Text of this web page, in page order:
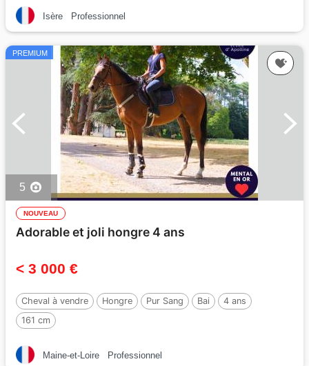
Isère Professionnel
PREMIUM
5
NOUVEAU
Adorable et joli hongre 4 ans
< 3 000 €
Cheval à vendre Hongre Pur Sang Bai
4 ans
161 cm
Maine-et-Loire Professionnel